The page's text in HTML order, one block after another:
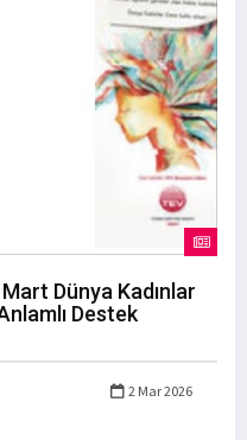
Dünya Kadınlar
Destek
2 Mar 2026